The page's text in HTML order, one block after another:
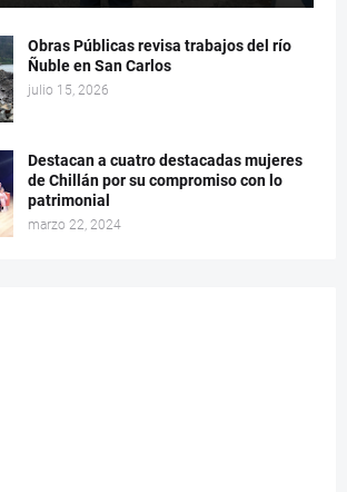
Obras Públicas revisa trabajos del río
Ñuble en San Carlos
julio 15, 2026
Destacan a cuatro destacadas mujeres
de Chillán por su compromiso con lo
patrimonial
marzo 22, 2024